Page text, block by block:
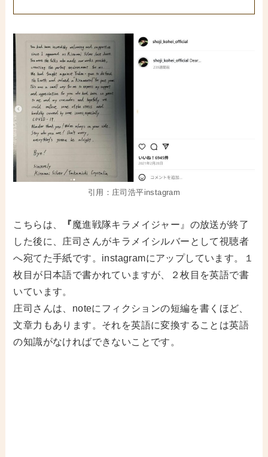
引用：庄司浩平instagram
こちらは、 『 魔進戦隊キラメイジャー』の放送が終了
した後に、庄司さんがキラメイシルバーとして視聴者
へ宛てた手紙です。instagramにアップしています。１
枚目が日本語で書かれていますが、２枚目を英語で書
いています。
庄司さんは、noteにフィクションの短編を書くほど、
文章力もあります。それを英語に変換することは英語
の知識がなければできないことです。